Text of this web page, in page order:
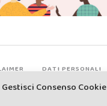
Gestisci Consenso Cookie
DATI PERSONALI